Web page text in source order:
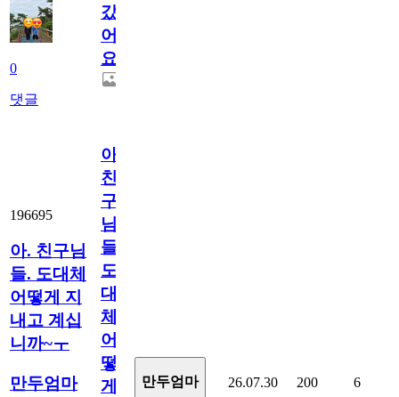
0
댓글
갔
어
요.
196695
아. 친구님
들. 도대체
어떻게 지
내고 계십
니까~ㅜ
만두엄마
아.
친
구
님
들.
도
대
체
어
떻
게
만두엄마 26.07.30 200 6